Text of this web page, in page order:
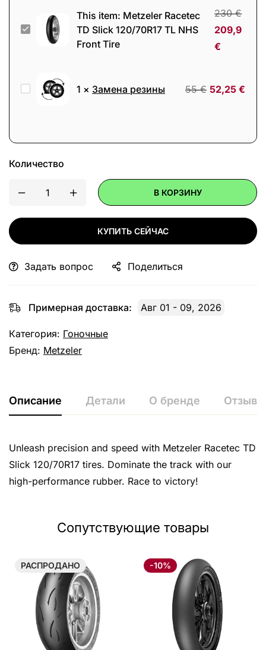
Metzeler
Racetec
120/70R17
Front
Tire
This item: Metzeler Racetec
TD Slick 120/70R17 TL NHS
Front Tire
230€
209,9
€
Замена
1 × Замена резины 55€ 52,25 €
Количество
В КОРЗИНУ
КУПИТЬ СЕЙЧАС
Задать вопрос Поделиться
Примерная доставка: Авг 01 - 09, 2026
Категория: Гоночные
Бренд: Metzeler
Описание Детали О бренде
Unleash precision and speed with Metzeler Racetec TD
Slick 120/70R17 tires. Dominate the track with our
high-performance rubber. Race to victory!
Сопутствующие товары
РАСПРОДАНО -10%